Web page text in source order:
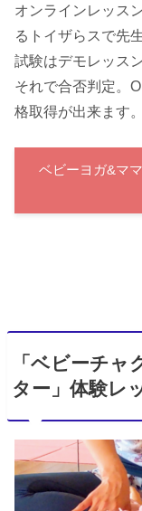
オンラインレッス
るトイザらスで先
試験はデモレッス
それで合否判定。
格取得が出来ます。
ベビーヨガ&マ
「ベビーチ
ター」体験レ